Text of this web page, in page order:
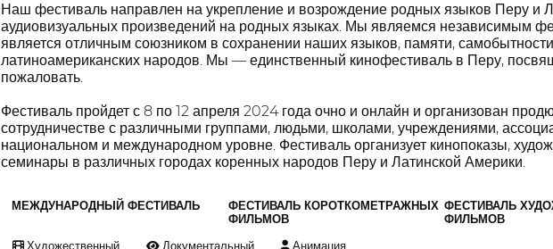
Наш фестиваль направлен на укрепление и возрождение родных языков Перу и
аудиовизуальных произведений на родных языках. Мы являемся независимым
является отличным союзником в сохранении наших языков, памяти,
латиноамериканских народов. Мы — единственный кинофестиваль в Перу,
пожаловать.
Фестиваль пройдет с 8 по 12 апреля 2024 года очно и онлайн и организован
сотрудничестве с различными группами, людьми, школами, учреждениями,
национальном и международном уровне. Фестиваль организует кинопоказы,
семинары в различных городах коренных народов Перу и Латинской Америки.
МЕЖДУНАРОДНЫЙ ФЕСТИВАЛЬ
ФЕСТИВАЛЬ КОРОТКОМЕТРАЖНЫХ
ФИЛЬМОВ
ФЕСТИВАЛЬ
ФИЛЬМОВ
Художественный Документальный Анимация